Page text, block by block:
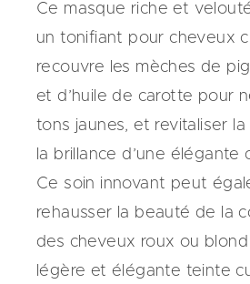
Ce masque riche et
un tonifiant pour cheveux
recouvre les mèches de
et d’huile de carotte pour
tons jaunes, et revitaliser
la brillance d’une élégante
Ce soin innovant peut
rehausser la beauté de la
des cheveux roux ou blond
légère et élégante teinte